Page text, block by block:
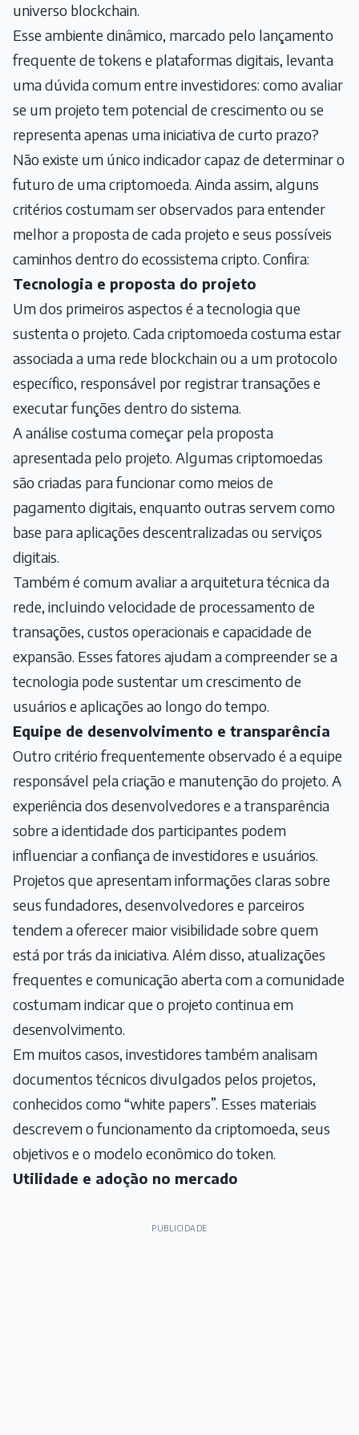
universo blockchain.
Esse ambiente dinâmico, marcado pelo lançamento
frequente de tokens e plataformas digitais, levanta
uma dúvida comum entre investidores: como avaliar
se um projeto tem potencial de crescimento ou se
representa apenas uma iniciativa de curto prazo?
Não existe um único indicador capaz de determinar o
futuro de uma criptomoeda. Ainda assim, alguns
critérios costumam ser observados para entender
melhor a proposta de cada projeto e seus possíveis
caminhos dentro do ecossistema cripto. Confira:
Tecnologia e proposta do projeto
Um dos primeiros aspectos é a tecnologia que
sustenta o projeto. Cada criptomoeda costuma estar
associada a uma rede blockchain ou a um protocolo
específico, responsável por registrar transações e
executar funções dentro do sistema.
A análise costuma começar pela proposta
apresentada pelo projeto. Algumas criptomoedas
são criadas para funcionar como meios de
pagamento digitais, enquanto outras servem como
base para aplicações descentralizadas ou serviços
digitais.
Também é comum avaliar a arquitetura técnica da
rede, incluindo velocidade de processamento de
transações, custos operacionais e capacidade de
expansão. Esses fatores ajudam a compreender se a
tecnologia pode sustentar um crescimento de
usuários e aplicações ao longo do tempo.
Equipe de desenvolvimento e transparência
Outro critério frequentemente observado é a equipe
responsável pela criação e manutenção do projeto. A
experiência dos desenvolvedores e a transparência
sobre a identidade dos participantes podem
influenciar a confiança de investidores e usuários.
Projetos que apresentam informações claras sobre
seus fundadores, desenvolvedores e parceiros
tendem a oferecer maior visibilidade sobre quem
está por trás da iniciativa. Além disso, atualizações
frequentes e comunicação aberta com a comunidade
costumam indicar que o projeto continua em
desenvolvimento.
Em muitos casos, investidores também analisam
documentos técnicos divulgados pelos projetos,
conhecidos como “white papers”. Esses materiais
descrevem o funcionamento da criptomoeda, seus
objetivos e o modelo econômico do token.
Utilidade e adoção no mercado
PUBLICIDADE